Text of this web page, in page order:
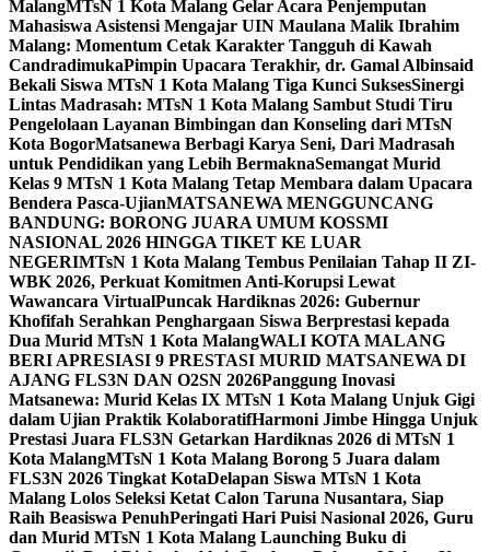
MalangMTsN 1 Kota Malang Gelar Acara Penjemputan
Mahasiswa Asistensi Mengajar UIN Maulana Malik Ibrahim
Malang: Momentum Cetak Karakter Tangguh di Kawah
CandradimukaPimpin Upacara Terakhir, dr. Gamal Albinsaid
Bekali Siswa MTsN 1 Kota Malang Tiga Kunci SuksesSinergi
Lintas Madrasah: MTsN 1 Kota Malang Sambut Studi Tiru
Pengelolaan Layanan Bimbingan dan Konseling dari MTsN
Kota BogorMatsanewa Berbagi Karya Seni, Dari Madrasah
untuk Pendidikan yang Lebih BermaknaSemangat Murid
Kelas 9 MTsN 1 Kota Malang Tetap Membara dalam Upacara
Bendera Pasca-UjianMATSANEWA MENGGUNCANG
BANDUNG: BORONG JUARA UMUM KOSSMI
NASIONAL 2026 HINGGA TIKET KE LUAR
NEGERIMTsN 1 Kota Malang Tembus Penilaian Tahap II ZI-
WBK 2026, Perkuat Komitmen Anti-Korupsi Lewat
Wawancara VirtualPuncak Hardiknas 2026: Gubernur
Khofifah Serahkan Penghargaan Siswa Berprestasi kepada
Dua Murid MTsN 1 Kota MalangWALI KOTA MALANG
BERI APRESIASI 9 PRESTASI MURID MATSANEWA DI
AJANG FLS3N DAN O2SN 2026Panggung Inovasi
Matsanewa: Murid Kelas IX MTsN 1 Kota Malang Unjuk Gigi
dalam Ujian Praktik KolaboratifHarmoni Jimbe Hingga Unjuk
Prestasi Juara FLS3N Getarkan Hardiknas 2026 di MTsN 1
Kota MalangMTsN 1 Kota Malang Borong 5 Juara dalam
FLS3N 2026 Tingkat KotaDelapan Siswa MTsN 1 Kota
Malang Lolos Seleksi Ketat Calon Taruna Nusantara, Siap
Raih Beasiswa PenuhPeringati Hari Puisi Nasional 2026, Guru
dan Murid MTsN 1 Kota Malang Launching Buku di